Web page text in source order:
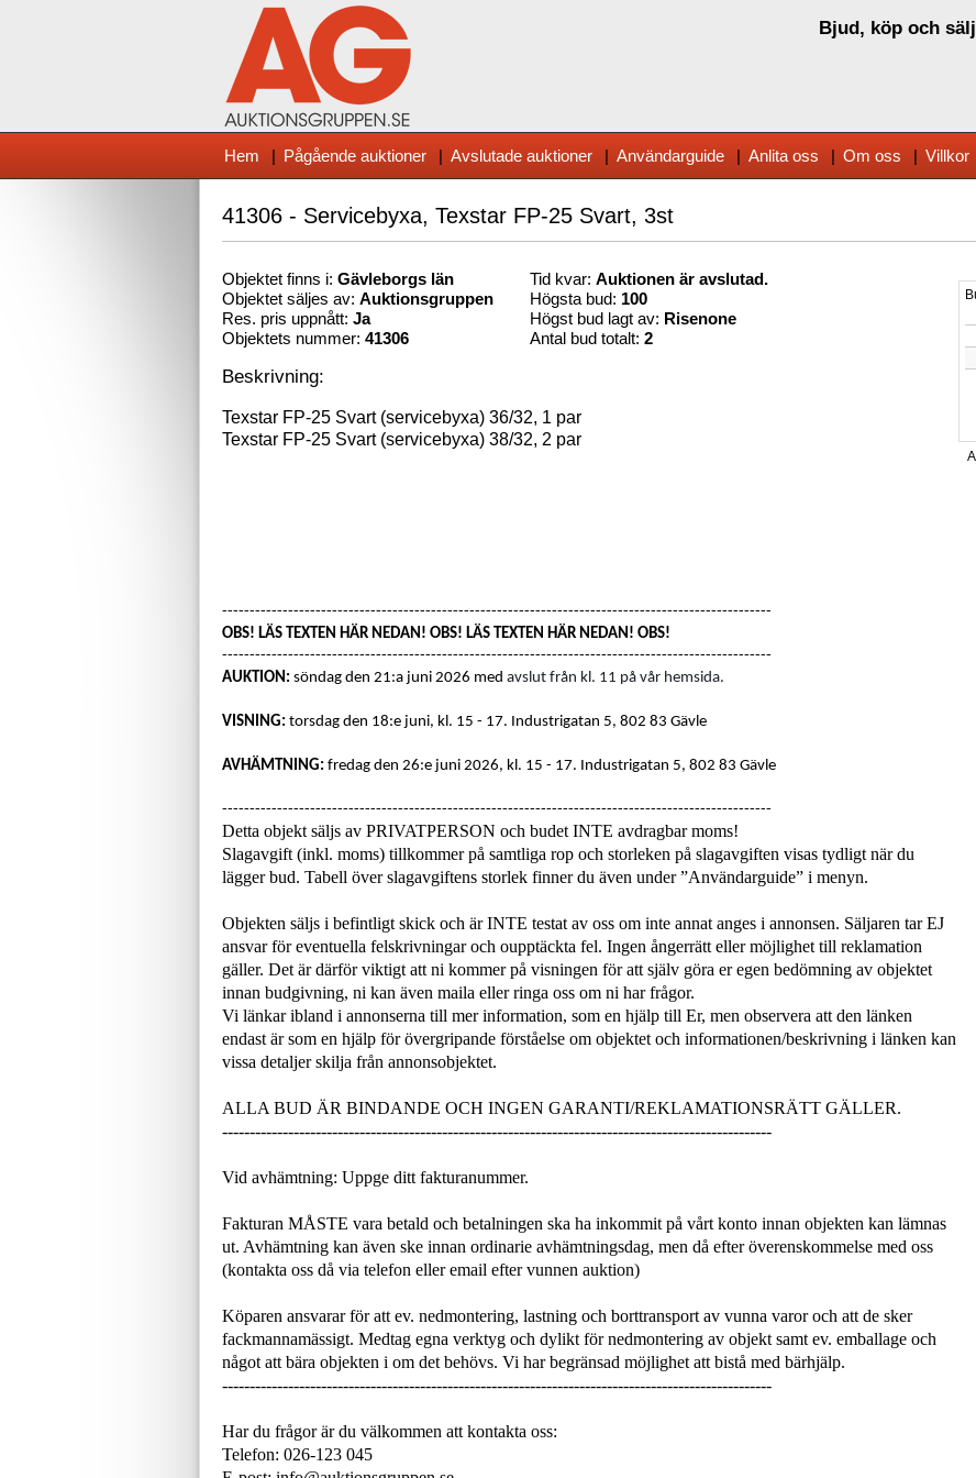
Bjud, köp och sälj
Hem | Pågående auktioner | Avslutade auktioner | Användarguide | Anlita oss | Om oss | Villkor
41306 - Servicebyxa, Texstar FP-25 Svart, 3st
Objektet finns i: Gävleborgs län
Objektet säljes av: Auktionsgruppen
Res. pris uppnått: Ja
Objektets nummer: 41306
Tid kvar: Auktionen är avslutad.
Högsta bud: 100
Högst bud lagt av: Risenone
Antal bud totalt: 2
Beskrivning:
Texstar FP-25 Svart (servicebyxa) 36/32, 1 par
Texstar FP-25 Svart (servicebyxa) 38/32, 2 par
----------------------------------------------------------------------------------------------------
OBS! LÄS TEXTEN HÄR NEDAN! OBS! LÄS TEXTEN HÄR NEDAN! OBS!
----------------------------------------------------------------------------------------------------
AUKTION: söndag den 21:a juni 2026 med avslut från kl. 11 på vår hemsida.
VISNING: torsdag den 18:e juni, kl. 15 - 17. Industrigatan 5, 802 83 Gävle
AVHÄMTNING: fredag den 26:e juni 2026, kl. 15 - 17. Industrigatan 5, 802 83 Gävle
----------------------------------------------------------------------------------------------------
Detta objekt säljs av PRIVATPERSON och budet INTE avdragbar moms!
Slagavgift (inkl. moms) tillkommer på samtliga rop och storleken på slagavgiften visas tydligt när du
lägger bud. Tabell över slagavgiftens storlek finner du även under ”Användarguide” i menyn.
Objekten säljs i befintligt skick och är INTE testat av oss om inte annat anges i annonsen. Säljaren tar EJ
ansvar för eventuella felskrivningar och oupptäckta fel. Ingen ångerrätt eller möjlighet till reklamation
gäller. Det är därför viktigt att ni kommer på visningen för att själv göra er egen bedömning av objektet
innan budgivning, ni kan även maila eller ringa oss om ni har frågor.
Vi länkar ibland i annonserna till mer information, som en hjälp till Er, men observera att den länken
endast är som en hjälp för övergripande förståelse om objektet och informationen/beskrivning i länken kan
vissa detaljer skilja från annonsobjektet.
ALLA BUD ÄR BINDANDE OCH INGEN GARANTI/REKLAMATIONSRÄTT GÄLLER.
----------------------------------------------------------------------------------------------------
Vid avhämtning: Uppge ditt fakturanummer.
Fakturan MÅSTE vara betald och betalningen ska ha inkommit på vårt konto innan objekten kan lämnas
ut. Avhämtning kan även ske innan ordinarie avhämtningsdag, men då efter överenskommelse med oss
(kontakta oss då via telefon eller email efter vunnen auktion)
Köparen ansvarar för att ev. nedmontering, lastning och borttransport av vunna varor och att de sker
fackmannamässigt. Medtag egna verktyg och dylikt för nedmontering av objekt samt ev. emballage och
något att bära objekten i om det behövs. Vi har begränsad möjlighet att bistå med bärhjälp.
----------------------------------------------------------------------------------------------------
Har du frågor är du välkommen att kontakta oss:
Telefon: 026-123 045